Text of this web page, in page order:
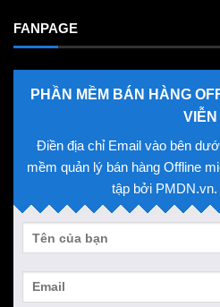
FANPAGE
PHẦN MỀM BÁN HÀNG
VIỄN
Điền địa chỉ Email vào bên
mềm quản lý bán hàng Offline
tập bởi